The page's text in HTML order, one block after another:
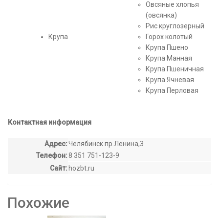
Крупа
Овсяные хлопья
(овсянка)
Рис круглозерный
Горох колотый
Крупа Пшено
Крупа Манная
Крупа Пшеничная
Крупа Ячневая
Крупа Перловая
Контактная информация
Адрес:Челябинск пр.Ленина,3
Телефон:8 351 751-123-9
Сайт: hozbt.ru
Похожие